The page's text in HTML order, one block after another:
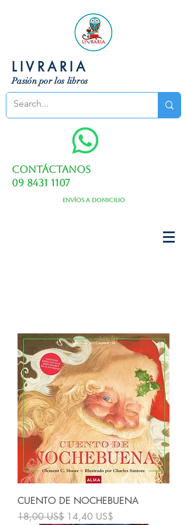
LIVRARIA
Pasión por los libros
Contáctanos
09 8431 1107
Envíos a domicilio
CUENTO DE NOCHEBUENA
Precio
18,00 US$ Precio de oferta
14,40 US$